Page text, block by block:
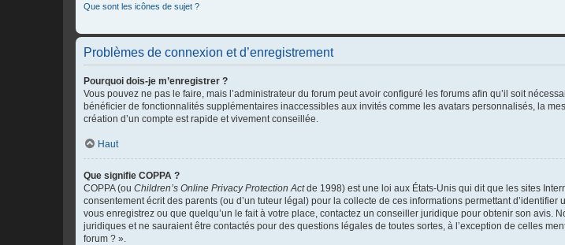
Que sont les icônes de sujet ?
Problèmes de connexion et d’enregistrement
Pourquoi dois-je m’enregistrer ?
Vous pouvez ne pas le faire, mais l’administrateur du forum peut avoir configuré les forums afin qu’il soit
bénéficier de fonctionnalités supplémentaires inaccessibles aux invités comme les avatars personnalisés, la
création d’un compte est rapide et vivement conseillée.
Haut
Que signifie COPPA ?
COPPA (ou Children’s Online Privacy Protection Actde 1998) est une loi aux États-Unis qui dit que les sites
consentement écrit des parents (ou d’un tuteur légal) pour la collecte de ces informations permettant
vous enregistrez ou que quelqu’un le fait à votre place, contactez un conseiller juridique pour obtenir son avis.
juridiques et ne sauraient être contactés pour des questions légales de toutes sortes, à l’exception de celles
forum ? ».